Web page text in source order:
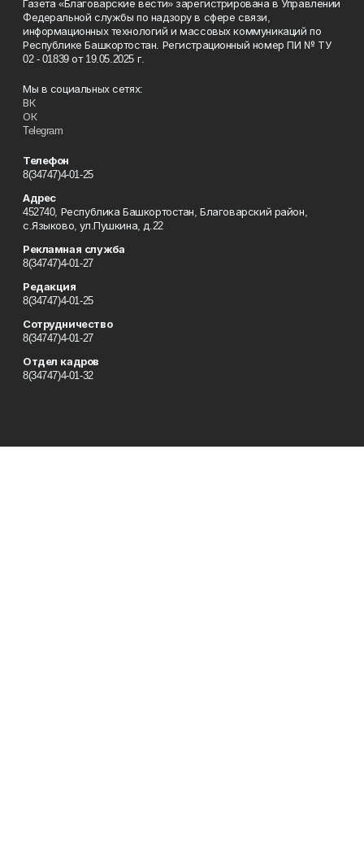
Газета «Благоварские вести» зарегистрирована в
Управлении Федеральной службы по надзору в сфере связи,
информационных технологий и массовых коммуникаций по
Республике Башкортостан. Регистрационный номер ПИ № ТУ
02 - 01839 от 19.05.2025 г.
Мы в социальных сетях:
ВК
ОК
Telegram
Телефон
8(34747)4-01-25
Адрес
452740, Республика Башкортостан, Благоварский район,
с.Языково, ул.Пушкина, д.22
Рекламная служба
8(34747)4-01-27
Редакция
8(34747)4-01-25
Сотрудничество
8(34747)4-01-27
Отдел кадров
8(34747)4-01-32